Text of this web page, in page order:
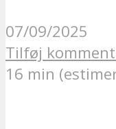
07/09/2025
Tilføj
16 min